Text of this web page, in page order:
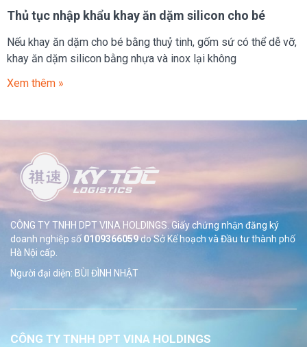
Thủ tục nhập khẩu khay ăn dặm silicon cho bé
Nếu khay ăn dặm cho bé bằng thuỷ tinh, gốm sứ có thể dễ vỡ,
khay ăn dặm silicon bằng nhựa và inox lại không
Xem thêm »
CÔNG TY TNHH DPT VINA HOLDINGS. Giấy chứng nhận đăng ký
doanh nghiệp số 0109366059do SởKế hoạch và Đầu tư thành phố
Hà Nội cấp.
Người đại diện: BÙI ĐÌNH NHẬT
CÔNG TY TNHH DPT VINA HOLDINGS